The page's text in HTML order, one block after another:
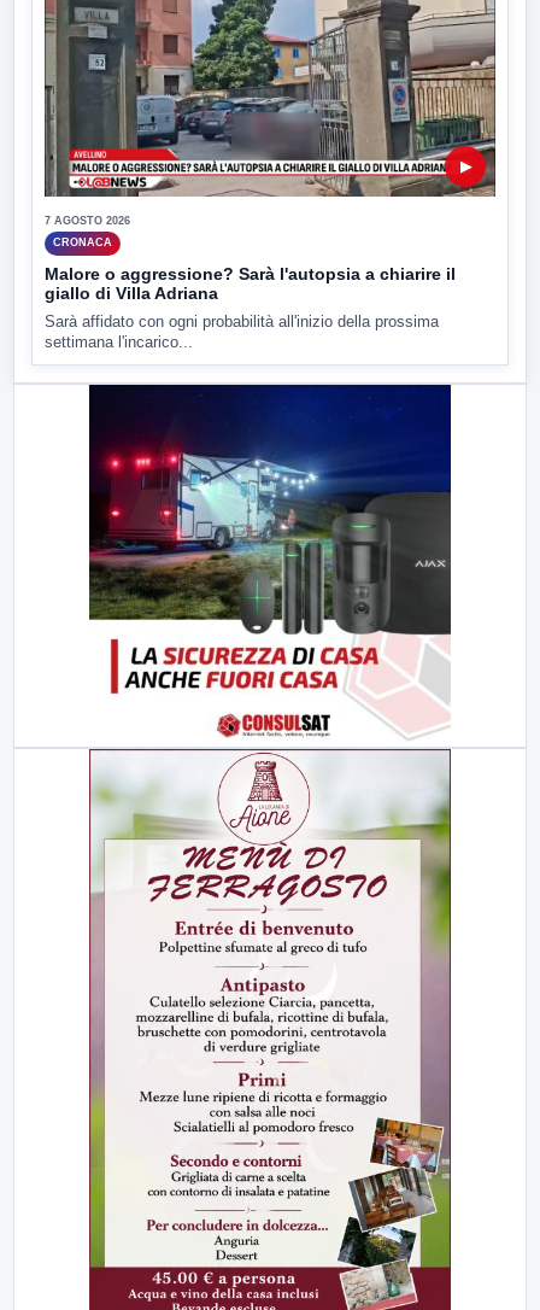
▶
7 AGOSTO 2026
CRONACA
Malore o aggressione? Sarà l'autopsia a chiarire il
giallo di Villa Adriana
Sarà affidato con ogni probabilità all'inizio della prossima
settimana l'incarico...